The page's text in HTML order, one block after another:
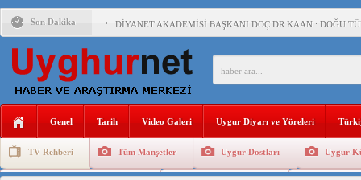
Son Dakika DİYANET AKADEMİSİ BAŞKANI DOÇ.DR.KAAN : DOĞU
150 YILDIR KAYNAYAN YARAMIZ : ÇİN İŞGALİNDEKİ
MHP’DEN URUMÇİ KATLİAMI MESAJİ : 05.07.2009
ÇİN’İN ANKARA BÜYÜKELÇİSİ JİANG’İN TRABZON
Genel Tarih Video Galeri Uygur Diyarı ve Yöreleri
TV Rehberi Tüm Manşetler Uygur Dostları Uygur